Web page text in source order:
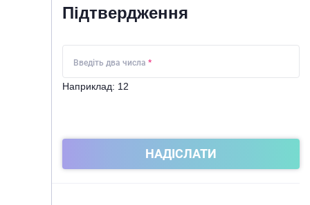
Підтвердження
Введіть два числа *
Наприклад: 12